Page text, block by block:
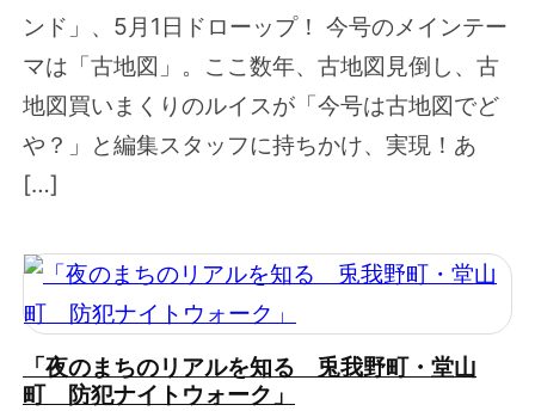
ンド」、5月1日ドローップ！ 今号のメインテー
マは「古地図」。ここ数年、古地図見倒し、古
地図買いまくりのルイスが「今号は古地図でど
や？」と編集スタッフに持ちかけ、実現！あ
[…]
「夜のまちのリアルを知る 兎我野町・堂山
町 防犯ナイトウォーク」